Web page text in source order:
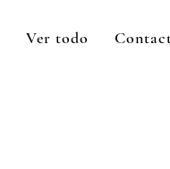
Ver todo